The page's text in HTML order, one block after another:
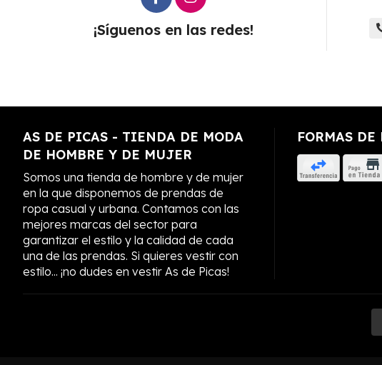
¡Síguenos en las redes!
AS DE PICAS - TIENDA DE MODA
DE HOMBRE Y DE MUJER
Somos una tienda de hombre y de mujer
en la que disponemos de prendas de
ropa casual y urbana. Contamos con las
mejores marcas del sector para
garantizar el estilo y la calidad de cada
una de las prendas. Si quieres vestir con
estilo... ¡no dudes en vestir As de Picas!
FORMAS DE